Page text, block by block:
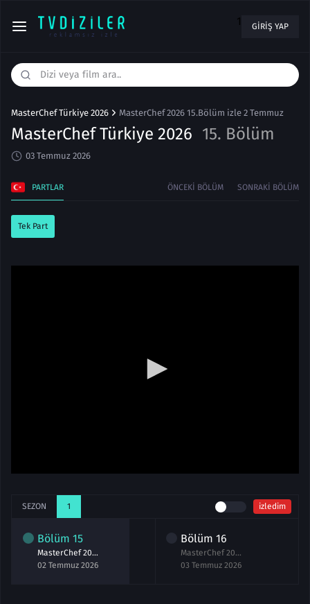
1 GIRIŞ YAP
MasterChef Türkiye 2026 MasterChef 2026 15.Bölüm izle 2 Temmuz
MasterChef Türkiye 2026 15. Bölüm
03 Temmuz 2026
PARTLAR ÖNCEKI BÖLÜM SONRAKI BÖLÜM
Tek Part
SEZON 1 izledim
Bölüm 15
MasterChef 2026 15.Bölüm izle 2 Temmuz
02 Temmuz 2026
Bölüm 16
MasterChef 2026 16.Bölüm izle 3 Temmuz
03 Temmuz 2026